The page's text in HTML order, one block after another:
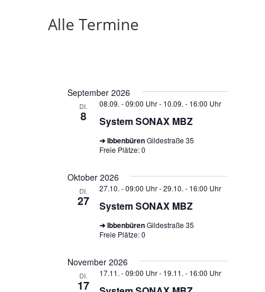
Alle Termine
September 2026
DI.
8 System SONAX MBZ
08.09. - 09:00 Uhr- 10.09. - 16:00 Uhr
➔ IbbenbürenGildestraße 35
Freie Plätze: 0
Oktober 2026
DI.
27 System SONAX MBZ
27.10. - 09:00 Uhr-29.10. - 16:00 Uhr
➔ IbbenbürenGildestraße 35
Freie Plätze: 0
November 2026
DI.
17
17.11. - 09:00 Uhr- 19.11. - 16:00 Uhr